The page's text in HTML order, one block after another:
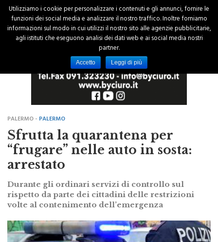
PALERMO -PALERMO
Sfrutta la quarantena per
“frugare” nelle auto in sosta:
arrestato
Durante gli ordinari servizi di controllo sul
rispetto da parte dei cittadini delle restrizioni
volte al contenimento dell’emergenza
Utilizziamo i cookie per personalizzare i contenuti e gli annunci, fornire le
funzioni dei social media e analizzare il nostro traffico. Inoltre forniamo
informazioni sul modo in cui utilizzi il nostro sito alle agenzie pubblicitarie,
agli istituti che eseguono analisi dei dati web e ai social media nostri
partner.
Accetto Leggi di più